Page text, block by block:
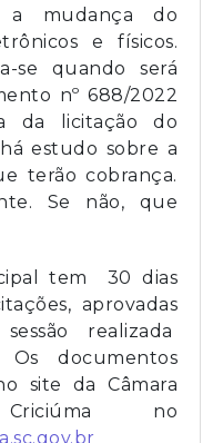
a mudança do
e físicos.
se quando será
nº 688/2022
da licitação do
estudo sobre a
terão cobrança.
Se não, que
tem 30 dias
aprovadas
realizada
Os documentos
site da Câmara
no